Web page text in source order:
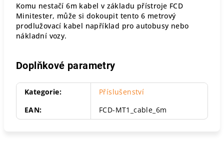
Komu nestačí 6m kabel v základu přístroje FCD
Minitester, může si dokoupit tento 6 metrový
prodlužovací kabel například pro autobusy nebo
nákladní vozy.
Doplňkové parametry
Kategorie:
Příslušenství
EAN: FCD-MT1_cable_6m